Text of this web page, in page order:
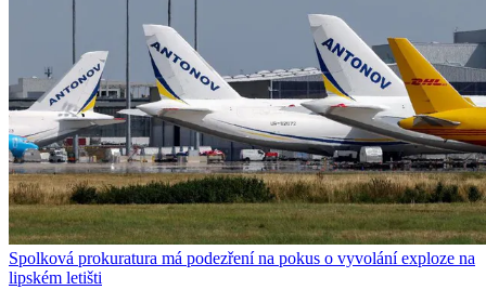
Spolková prokuratura má podezření na pokus o vyvolání exploze na
lipském letišti